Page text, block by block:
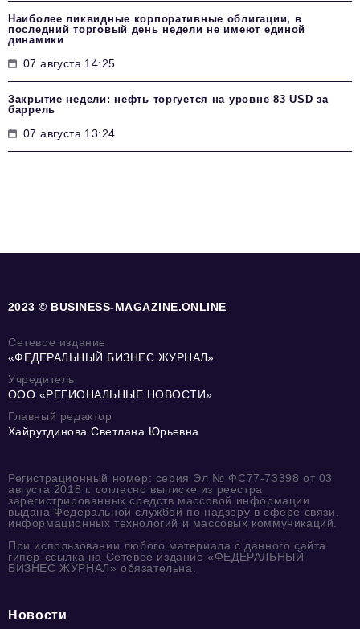
Наиболее ликвидные корпоративные облигации, в
последний торговый день недели не имеют единой
динамики
07 августа 14:25
Закрытие недели: нефть торгуется на уровне 83 USD за
баррель
07 августа 13:24
2023 © BUSINESS-MAGAZINE.ONLINE
Сетевое издание
«ФЕДЕРАЛЬНЫЙ БИЗНЕС ЖУРНАЛ»
Учредитель
ООО «РЕГИОНАЛЬНЫЕ НОВОСТИ»
Главный редактор
Хайрутдинова Светлана Юрьевна
Регистрационный номер: серия Эл № ФС77-73398 от 03
августа 2018 г. согласно выписке из реестра
зарегистрированных средств массовой информации
выдана Федеральной службой по надзору в сфере связи,
информационных технологий и массовых коммуникаций.
При использовании любого материала с данного сайта
гипер-ссылка на Сетевое издание «ФЕДЕРАЛЬНЫЙ
БИЗНЕС ЖУРНАЛ» обязательна.
Новости